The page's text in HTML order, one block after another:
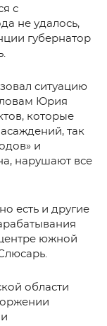
с
не удалось,
губернатор
ситуацию
Юрия
которые
так
и
нарушают все
есть и другие
южной
области